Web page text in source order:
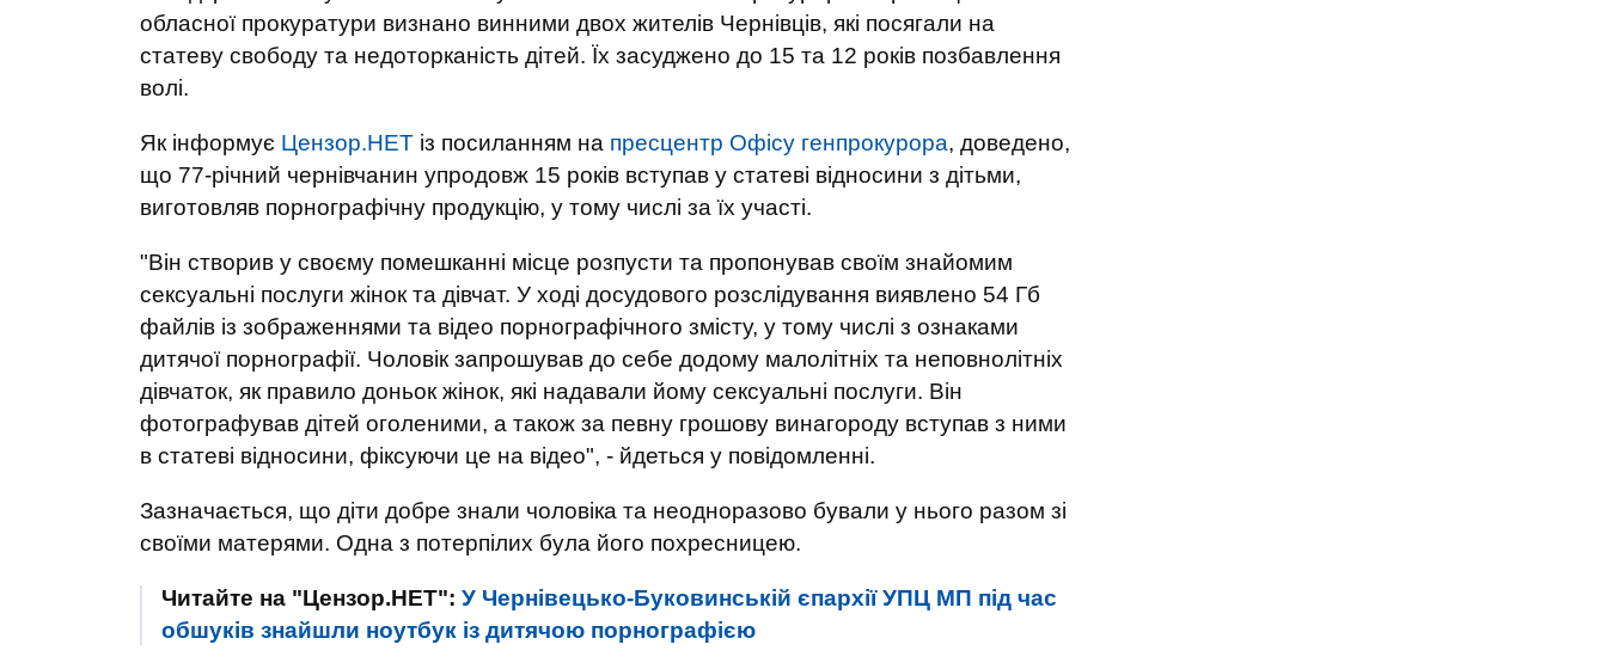
обласної прокуратури визнано винними двох жителів Чернівців, які посягали на
статеву свободу та недоторканість дітей. Їх засуджено до 15 та 12 років позбавлення
волі.
Як інформує Цензор.НЕТ із посиланням на пресцентр Офісу генпрокурора, доведено,
що 77-річний чернівчанин упродовж 15 років вступав у статеві відносини з дітьми,
виготовляв порнографічну продукцію, у тому числі за їх участі.
"Він створив у своєму помешканні місце розпусти та пропонував своїм знайомим
сексуальні послуги жінок та дівчат. У ході досудового розслідування виявлено 54 Гб
файлів із зображеннями та відео порнографічного змісту, у тому числі з ознаками
дитячої порнографії. Чоловік запрошував до себе додому малолітніх та неповнолітніх
дівчаток, як правило доньок жінок, які надавали йому сексуальні послуги. Він
фотографував дітей оголеними, а також за певну грошову винагороду вступав з ними
в статеві відносини, фіксуючи це на відео", - йдеться у повідомленні.
Зазначається, що діти добре знали чоловіка та неодноразово бували у нього разом зі
своїми матерями. Одна з потерпілих була його похресницею.
Читайте на "Цензор.НЕТ": У Чернівецько-Буковинській єпархії УПЦ МП під час
обшуків знайшли ноутбук із дитячою порнографією